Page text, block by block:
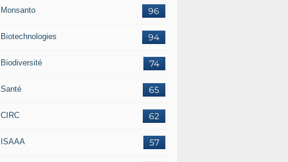
96
Monsanto
94
Biotechnologies
74
Biodiversité
65
Santé
62
CIRC
57
ISAAA